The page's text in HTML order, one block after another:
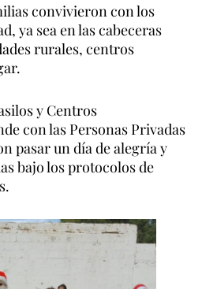
convivieron con los
ya sea en las cabeceras
rurales, centros
y Centros
con las Personas Privadas
pasar un día de alegría y
bajo los protocolos de